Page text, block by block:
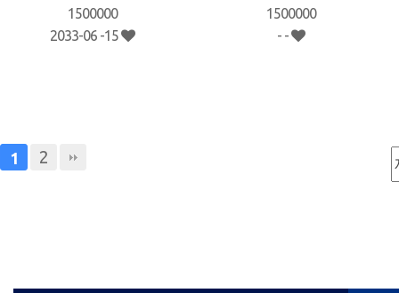
1500000
2033-06 -15
1500000
- -
1 2